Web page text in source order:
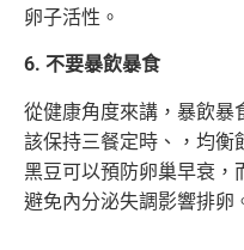
卵子活性。
6. 不要暴飲暴食
從健康角度來講，暴飲暴
該保持三餐定時、，均衡
黑豆可以預防卵巢早衰，
避免內分泌失調影響排卵